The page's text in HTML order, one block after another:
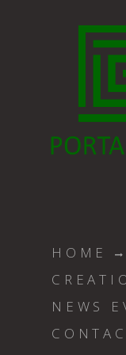
HOME
NEWS